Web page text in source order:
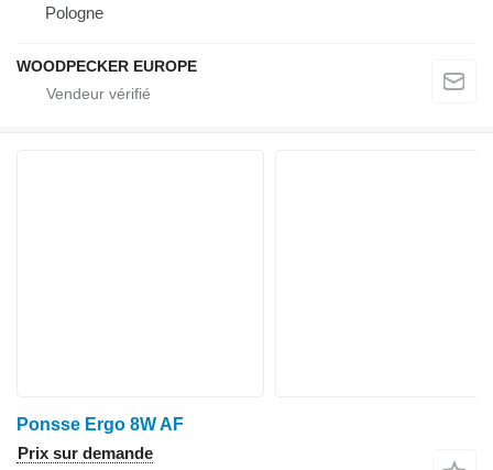
Pologne
WOODPECKER EUROPE
Ponsse Ergo 8W AF
Prix sur demande